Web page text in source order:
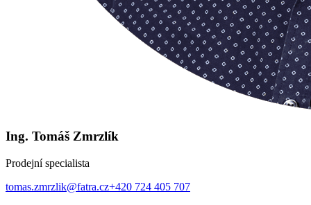
Ing. Tomáš Zmrzlík
Prodejní specialista
tomas.zmrzlik@fatra.cz+420 724 405 707